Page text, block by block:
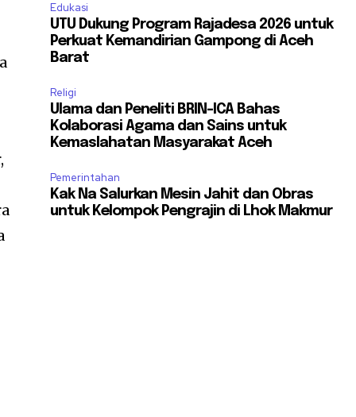
Edukasi
UTU Dukung Program Rajadesa 2026 untuk
Perkuat Kemandirian Gampong di Aceh
Barat
Religi
Ulama dan Peneliti BRIN-ICA Bahas
Kolaborasi Agama dan Sains untuk
Kemaslahatan Masyarakat Aceh
Pemerintahan
Kak Na Salurkan Mesin Jahit dan Obras
untuk Kelompok Pengrajin di Lhok Makmur